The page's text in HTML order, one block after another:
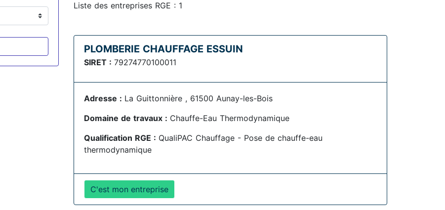
Liste des entreprises RGE : 1
PLOMBERIE CHAUFFAGE ESSUIN
SIRET : 79274770100011
Adresse : La Guittonnière , 61500 Aunay-les-Bois
Domaine de travaux : Chauffe-Eau Thermodynamique
Qualification RGE : QualiPAC Chauffage - Pose de chauffe-eau
thermodynamique
C'est mon entreprise